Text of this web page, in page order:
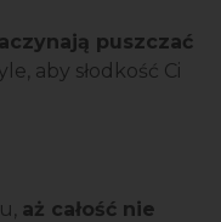
puszczać
aby słodkość Ci
aż całość nie